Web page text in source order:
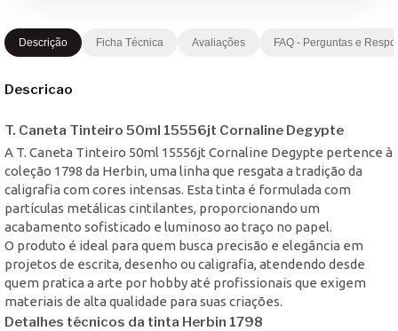
Descrição Ficha Técnica Avaliações FAQ - Perguntas e
Descricao
T. Caneta Tinteiro 50ml 15556jt Cornaline Degypte
A T. Caneta Tinteiro 50ml 15556jt Cornaline Degypte pertence à
coleção 1798 da Herbin, uma linha que resgata a tradição da
caligrafia com cores intensas. Esta tinta é formulada com
partículas metálicas cintilantes, proporcionando um
acabamento sofisticado e luminoso ao traço no papel.
O produto é ideal para quem busca precisão e elegância em
projetos de escrita, desenho ou caligrafia, atendendo desde
quem pratica a arte por hobby até profissionais que exigem
materiais de alta qualidade para suas criações.
Detalhes técnicos da tinta Herbin 1798